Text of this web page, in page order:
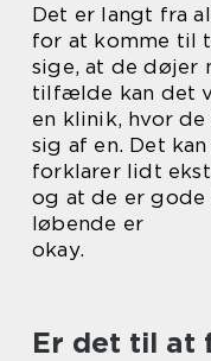
Det er langt fra
for at komme til
sige, at de døjer
tilfælde kan det
en klinik, hvor
sig af en. Det
forklarer lidt
og at de er
løbende er
okay.
Er det til at